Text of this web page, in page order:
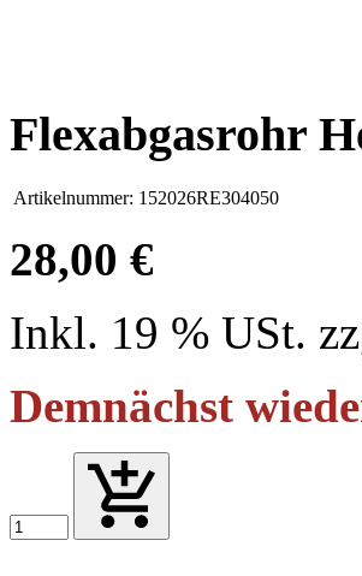
Flexabgasrohr
Artikelnummer: 152026RE304050
28,00 €
Inkl. 19 % USt.
Demnächst